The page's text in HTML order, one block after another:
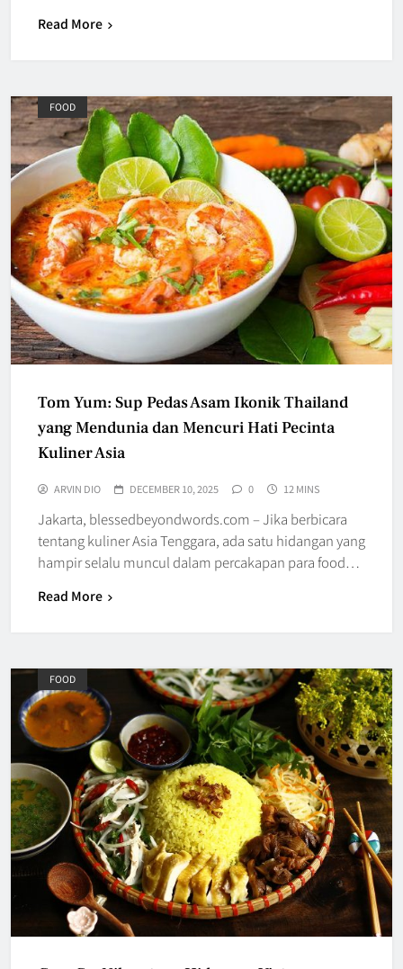
Read More
FOOD
Tom Yum: Sup Pedas Asam Ikonik Thailand
yang Mendunia dan Mencuri Hati Pecinta
Kuliner Asia
ARVIN DIO DECEMBER 10, 2025 0 12 MINS
Jakarta, blessedbeyondwords.com – Jika berbicara
tentang kuliner Asia Tenggara, ada satu hidangan yang
hampir selalu muncul dalam percakapan para food…
Read More
FOOD